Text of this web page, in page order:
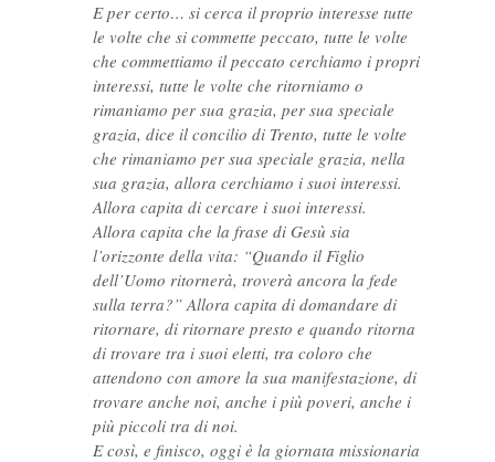
E per certo… si cerca il proprio interesse tutte
le volte che si commette peccato, tutte le volte
che commettiamo il peccato cerchiamo i propri
interessi, tutte le volte che ritorniamo o
rimaniamo per sua grazia, per sua speciale
grazia, dice il concilio di Trento, tutte le volte
che rimaniamo per sua speciale grazia, nella
sua grazia, allora cerchiamo i suoi interessi.
Allora capita di cercare i suoi interessi.
Allora capita che la frase di Gesù sia
l’orizzonte della vita: “Quando il Figlio
dell’Uomo ritornerà, troverà ancora la fede
sulla terra?” Allora capita di domandare di
ritornare, di ritornare presto e quando ritorna
di trovare tra i suoi eletti, tra coloro che
attendono con amore la sua manifestazione, di
trovare anche noi, anche i più poveri, anche i
più piccoli tra di noi.
E così, e finisco, oggi è la giornata missionaria